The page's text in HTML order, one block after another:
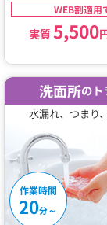
WEB割適用
実質5,500
洗面所のト
水漏れ、つまり
作業時間
20分～